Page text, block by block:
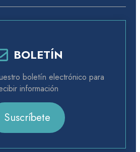
BOLETÍN
boletín electrónico para
información
Suscríbete